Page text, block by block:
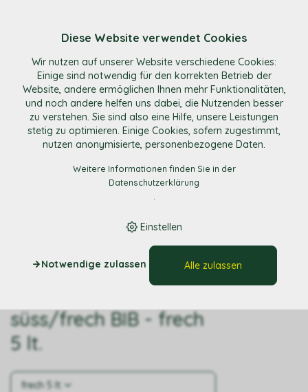
E-Shop / Getränke alkoholfrei / Apfelsaft Hofmischung
süss/frech BIB / frech 5 lt.
süss/frech BIB - frech
5 lt.
frech 5 lt.
Diese Website verwendet Cookies
Wir nutzen auf unserer Website verschiedene Cookies:
Einige sind notwendig für den korrekten Betrieb der
Website, andere ermöglichen Ihnen mehr Funktionalitäten,
und noch andere helfen uns dabei, die Nutzenden besser
zu verstehen. Sie sind also eine Hilfe, unsere Leistungen
stetig zu optimieren. Einige Cookies, sofern zugestimmt,
nutzen anonymisierte, personenbezogene Daten.
Weitere Informationen finden Sie in der
Datenschutzerklärung
Einstellen
Notwendige zulassen Alle zulassen